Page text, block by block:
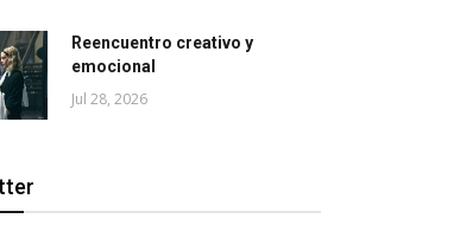
Reencuentro creativo y
emocional
Jul 28, 2026